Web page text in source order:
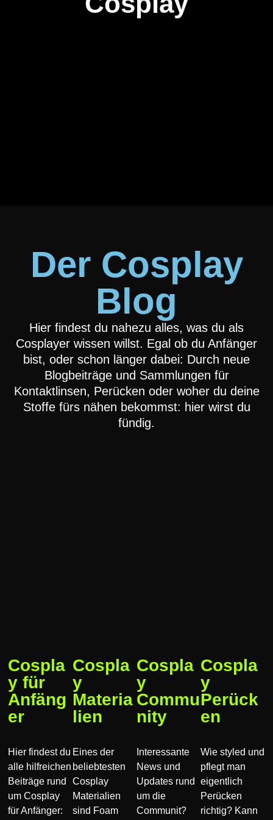
Der Cosplay
Blog
Hier findest du nahezu alles, was du als
Cosplayer wissen willst. Egal ob du Anfänger
bist, oder schon länger dabei: Durch neue
Blogbeiträge und Sammlungen für
Kontaktlinsen, Perücken oder woher du deine
Stoffe fürs nähen bekommst: hier wirst du
fündig.
Cospla
y für
Anfäng
er
Hier findest du
alle hilfreichen
Beiträge rund
um Cosplay
für Anfänger:
Cospla
y
Materia
lien
Eines der
beliebtesten
Cosplay
Materialien
sind Foam
Cospla
y
Commu
nity
Interessante
News und
Updates rund
um die
Communit?
Cospla
y
Perück
en
Wie styled und
pflegt man
eigentlich
Perücken
richtig? Kann